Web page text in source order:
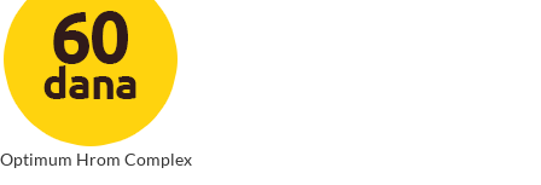
Optimum Hrom Complex